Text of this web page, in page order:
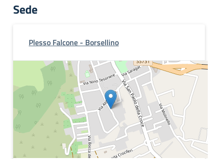
Sede
Plesso Falcone - Borsellino